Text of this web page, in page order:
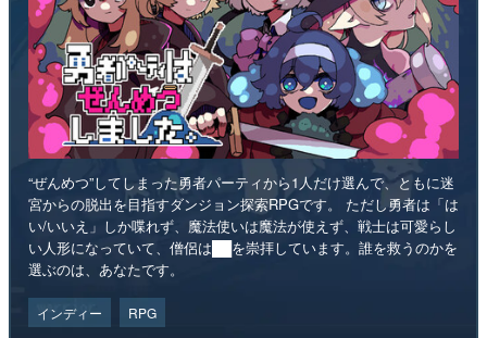
“ぜんめつ”してしまった勇者パーティから1人だけ選んで、ともに迷
宮からの脱出を目指すダンジョン探索RPGです。 ただし勇者は「は
い/いいえ」しか喋れず、魔法使いは魔法が使えず、戦士は可愛らし
い人形になっていて、僧侶は██を崇拝しています。誰を救うのかを
選ぶのは、あなたです。
インディー RPG